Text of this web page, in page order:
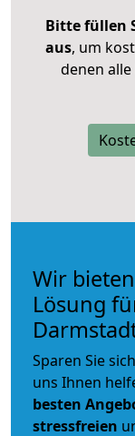
Bitte füllen
aus, um
denen
Wir
Lösung
Sparen Sie
uns Ihnen
besten
stressfreien